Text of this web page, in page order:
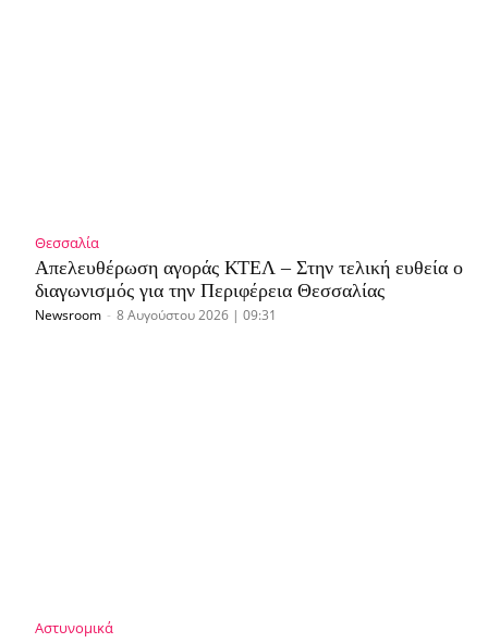
Θεσσαλία
Απελευθέρωση αγοράς ΚΤΕΛ – Στην τελική ευθεία o
διαγωνισμός για την Περιφέρεια Θεσσαλίας
Newsroom - 8 Αυγούστου 2026 | 09:31
Αστυνομικά